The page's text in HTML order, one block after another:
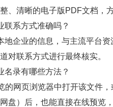
、清晰的电子版PDF文档，
联系方式准确吗？
企业的信息，与主流平台
对联系方式进行最终核实。
名录有哪些方法？
网页浏览器中打开该文件
盘）后，也能直接在线预览，